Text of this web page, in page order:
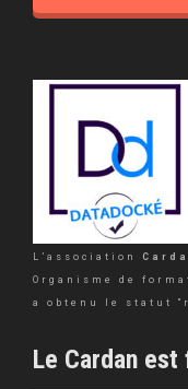
L’association
Organisme de
a obtenu le statut
Le Cardan